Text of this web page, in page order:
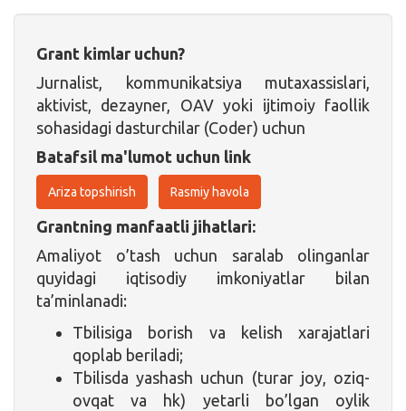
Grant kimlar uchun?
Jurnalist, kommunikatsiya mutaxassislari,
aktivist, dezayner, OAV yoki ijtimoiy faollik
sohasidagi dasturchilar (Coder) uchun
Batafsil ma'lumot uchun link
Ariza topshirish Rasmiy havola
Grantning manfaatli jihatlari:
Amaliyot o’tash uchun saralab olinganlar
quyidagi iqtisodiy imkoniyatlar bilan
ta’minlanadi:
Tbilisiga borish va kelish xarajatlari
qoplab beriladi;
Tbilisda yashash uchun (turar joy, oziq-
ovqat va hk) yetarli bo’lgan oylik